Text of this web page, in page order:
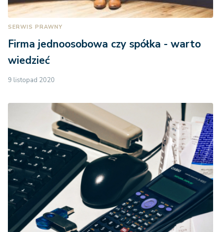
SERWIS PRAWNY
Firma jednoosobowa czy spółka - warto
wiedzieć
9 listopad 2020